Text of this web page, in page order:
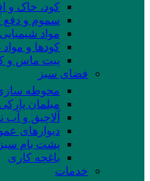
کود، خاک و
سموم و دفع
مواد شیمیایی
کودها و
پیت ماس و
فضای سبز
محوطه
مبلمان پارکی
آلاچیق و آب
دیوارهای
پشت بام سبز
باغچه کاری
خدمات